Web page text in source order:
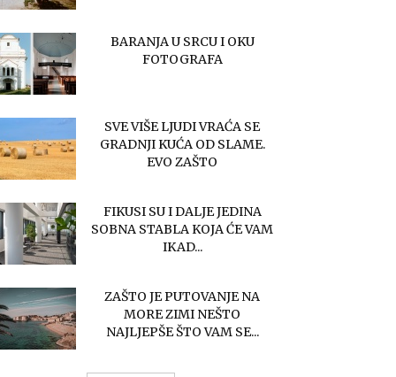
BARANJA U SRCU I OKU
FOTOGRAFA
SVE VIŠE LJUDI VRAĆA SE
GRADNJI KUĆA OD SLAME.
EVO ZAŠTO
FIKUSI SU I DALJE JEDINA
SOBNA STABLA KOJA ĆE VAM
IKAD...
ZAŠTO JE PUTOVANJE NA
MORE ZIMI NEŠTO
NAJLJEPŠE ŠTO VAM SE...